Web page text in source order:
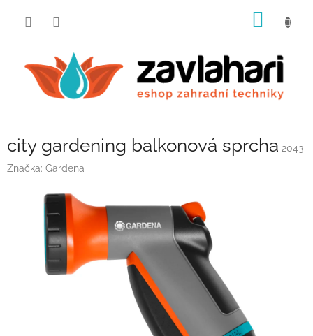
city gardening balkonová sprcha 2043
Značka: Gardena